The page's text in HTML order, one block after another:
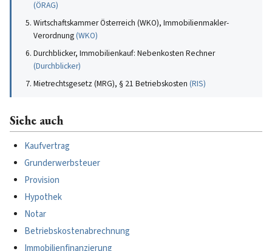
(ÖRAG)
Wirtschaftskammer Österreich (WKO), Immobilienmakler-
Verordnung(WKO)
Durchblicker, Immobilienkauf: Nebenkosten Rechner
(Durchblicker)
Mietrechtsgesetz (MRG), § 21 Betriebskosten (RIS)
Siehe auch
Kaufvertrag
Grunderwerbsteuer
Provision
Hypothek
Notar
Betriebskostenabrechnung
Immobilienfinanzierung